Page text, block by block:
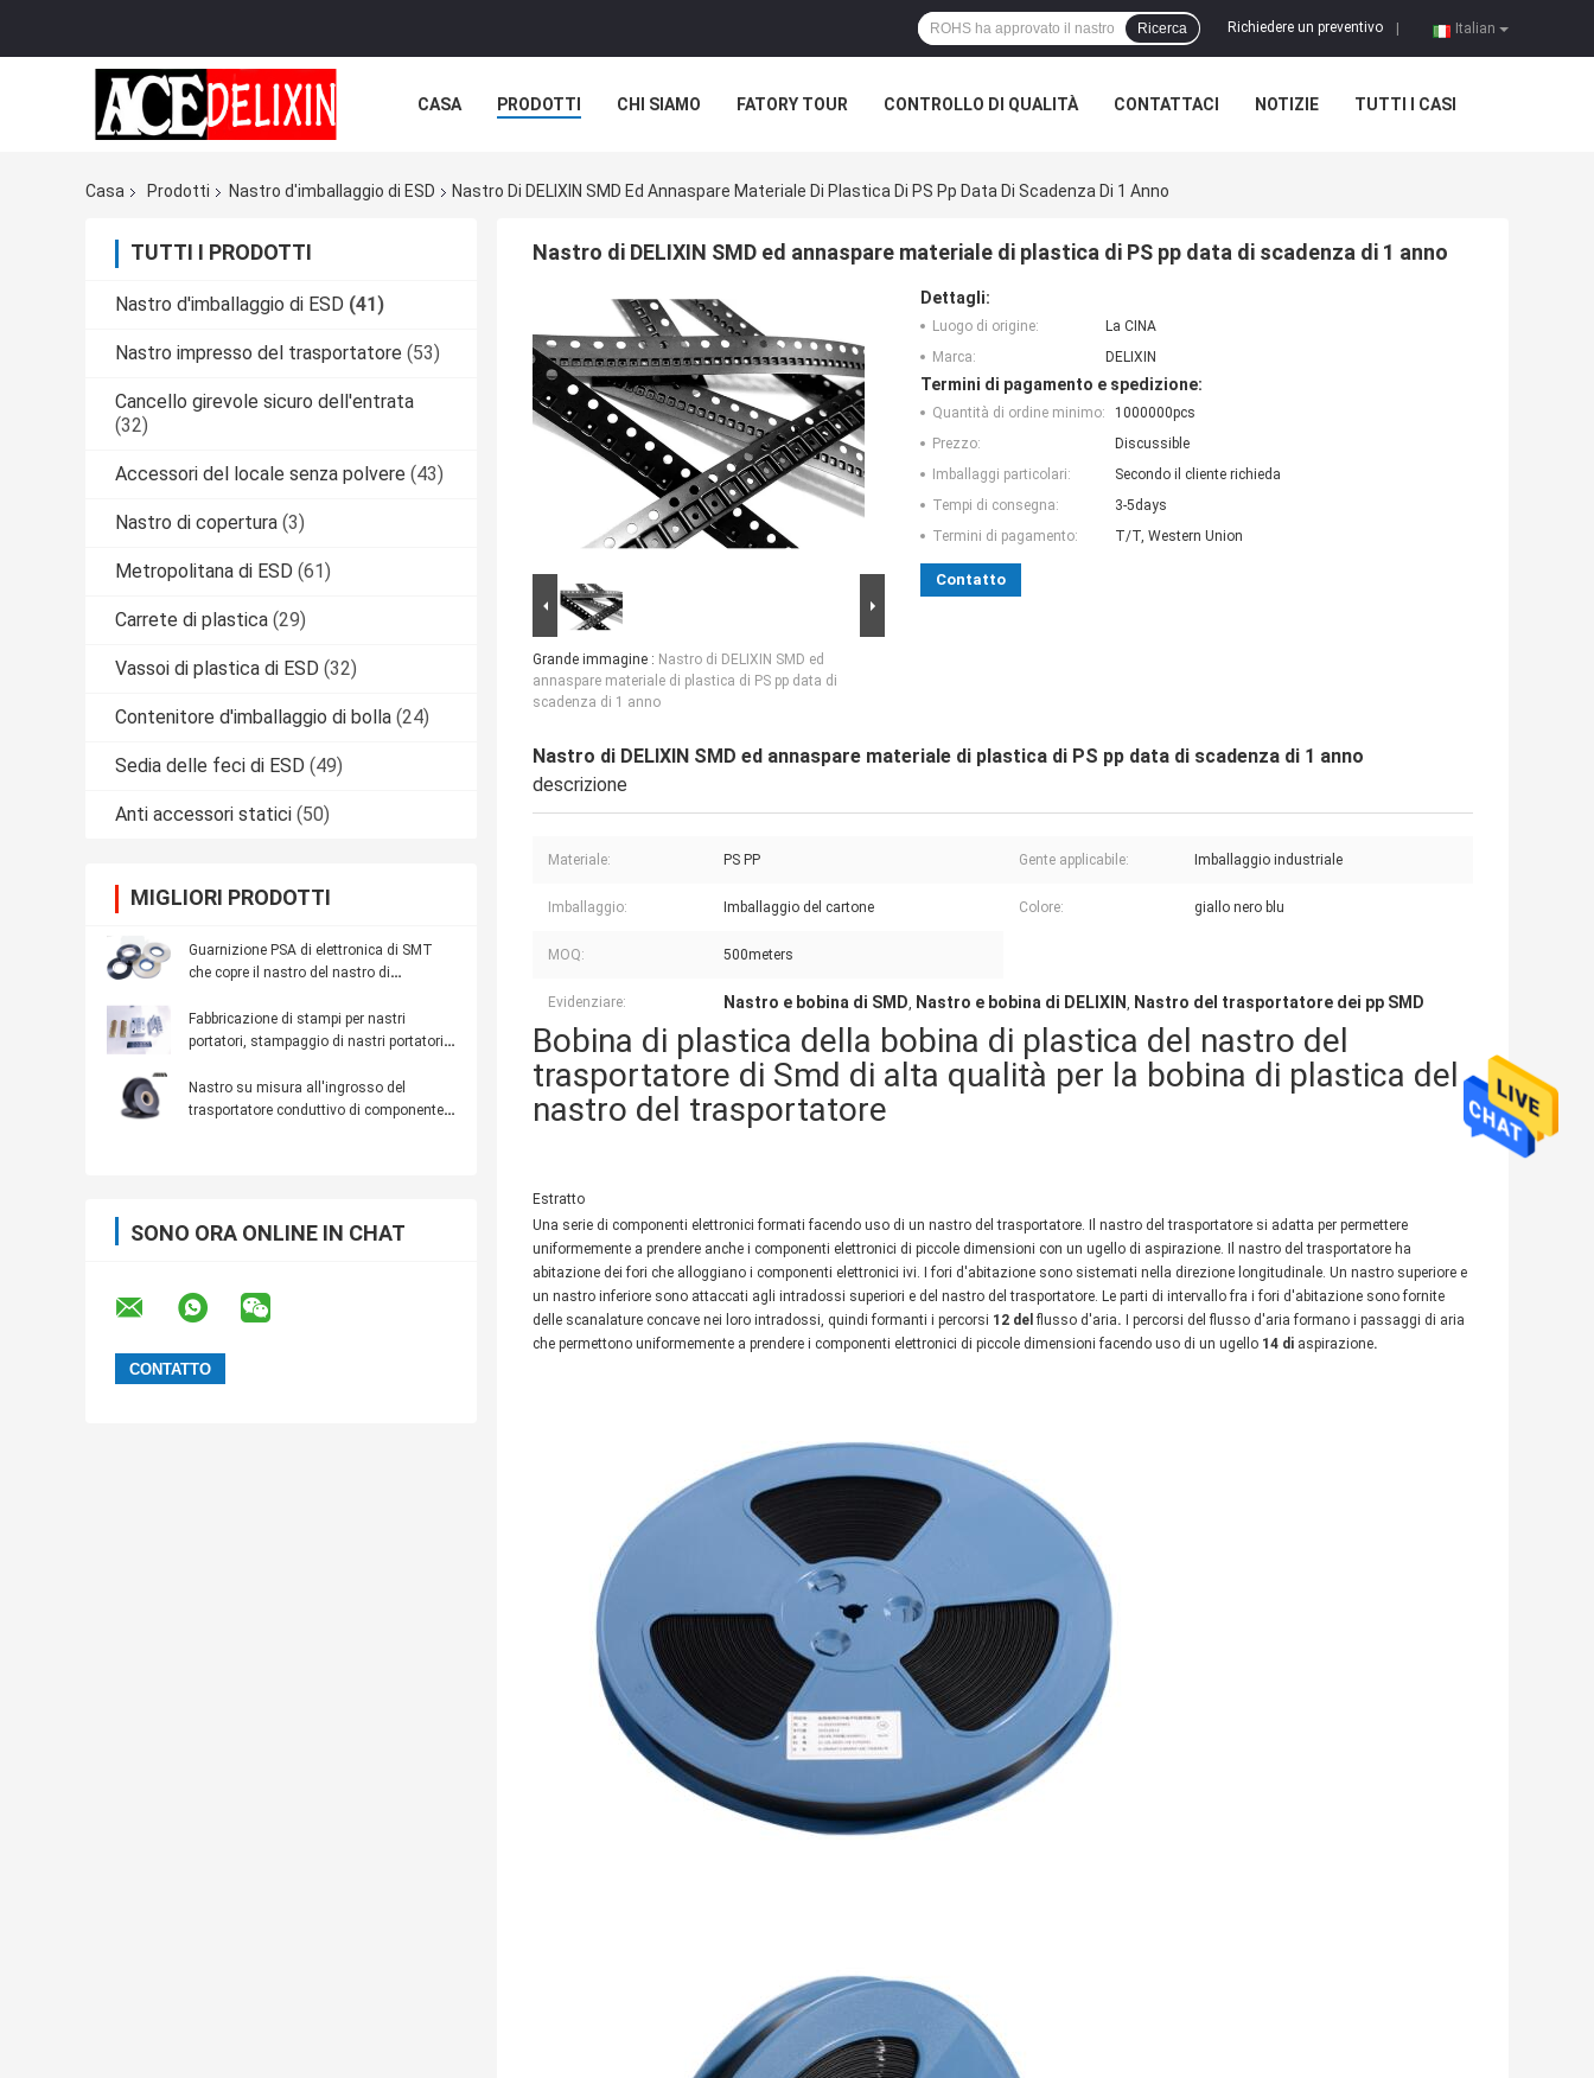
Italian
Richiedere un preventivo
Ricerca
CASA PRODOTTI CHI SIAMO FATORY TOUR CONTROLLO DI QUALITÀ CONTATTACI NOTIZIE TUTTI I CASI
Casa Prodotti Nastro d'imballaggio di ESD Nastro Di DELIXIN SMD Ed Annaspare Materiale Di Plastica Di PS Pp Data Di Scadenza Di 1 Anno
TUTTI I PRODOTTI
Nastro d'imballaggio di ESD (41)
Nastro impresso del trasportatore (53)
Cancello girevole sicuro dell'entrata
(32)
Accessori del locale senza polvere (43)
Nastro di copertura (3)
Metropolitana di ESD (61)
Carrete di plastica (29)
Vassoi di plastica di ESD (32)
Contenitore d'imballaggio di bolla (24)
Sedia delle feci di ESD (49)
Anti accessori statici (50)
MIGLIORI PRODOTTI
Guarnizione PSA di elettronica di SMT
che copre il nastro del nastro di
Fabbricazione di stampi per nastri
portatori, stampaggio di nastri portatori
Nastro su misura all'ingrosso del
trasportatore conduttivo di componente
SONO ORA ONLINE IN CHAT
Nastro di DELIXIN SMD ed annaspare materiale di plastica di PS pp data di scadenza di 1 anno
Grande immagine : Nastro di DELIXIN SMD ed
annaspare materiale di plastica di PS pp data di
scadenza di 1 anno
Dettagli:
Luogo di origine:
La CINA
Marca:
DELIXIN
Termini di pagamento e spedizione:
Quantità di ordine minimo:
1000000pcs
Prezzo:
Discussible
Imballaggi particolari:
Secondo il cliente richieda
Tempi di consegna:
3-5days
Termini di pagamento:
T/T, Western Union
Contatto
Nastro di DELIXIN SMD ed annaspare materiale di plastica di PS pp data di scadenza di 1 anno
descrizione
Materiale: PS PP Gente applicabile: Imballaggio industriale
Imballaggio: Imballaggio del cartone Colore: giallo nero blu
MOQ: 500meters
Evidenziare: Nastro e bobina di SMD, Nastro e bobina di DELIXIN , Nastro del trasportatore dei pp SMD
Bobina di plastica della bobina di plastica del nastro del
trasportatore di Smd di alta qualità per la bobina di plastica del
nastro del trasportatore
Estratto
Una serie di componenti elettronici formati facendo uso di un nastro del trasportatore. Il nastro del trasportatore si adatta per permettere
uniformemente a prendere anche i componenti elettronici di piccole dimensioni con un ugello di aspirazione. Il nastro del trasportatore ha
abitazione dei fori che alloggiano i componenti elettronici ivi. I fori d'abitazione sono sistemati nella direzione longitudinale. Un nastro superiore e
un nastro inferiore sono attaccati agli intradossi superiori e del nastro del trasportatore. Le parti di intervallo fra i fori d'abitazione sono fornite
delle scanalature concave nei loro intradossi, quindi formanti i percorsi 12 del flusso d'aria. I percorsi del flusso d'aria formano i passaggi di aria
che permettono uniformemente a prendere i componenti elettronici di piccole dimensioni facendo uso di un ugello 14 di aspirazione.